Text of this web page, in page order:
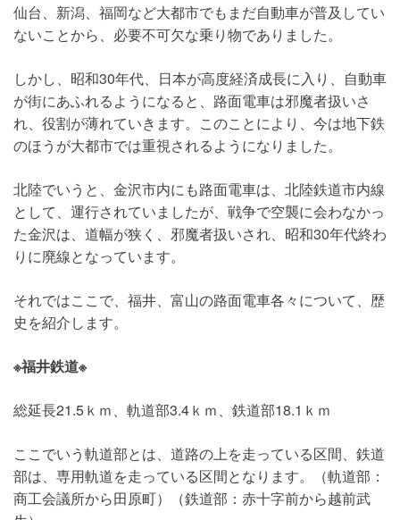
仙台、新潟、福岡など大都市でもまだ自動車が普及してい
ないことから、必要不可欠な乗り物でありました。
しかし、昭和30年代、日本が高度経済成長に入り、自動車
が街にあふれるようになると、路面電車は邪魔者扱いさ
れ、役割が薄れていきます。このことにより、今は地下鉄
のほうが大都市では重視されるようになりました。
北陸でいうと、金沢市内にも路面電車は、北陸鉄道市内線
として、運行されていましたが、戦争で空襲に会わなかっ
た金沢は、道幅が狭く、邪魔者扱いされ、昭和30年代終わ
りに廃線となっています。
それではここで、福井、富山の路面電車各々について、歴
史を紹介します。
※福井鉄道※
総延長21.5ｋｍ、軌道部3.4ｋｍ、鉄道部18.1ｋｍ
ここでいう軌道部とは、道路の上を走っている区間、鉄道
部は、専用軌道を走っている区間となります。（軌道部：
商工会議所から田原町）（鉄道部：赤十字前から越前武